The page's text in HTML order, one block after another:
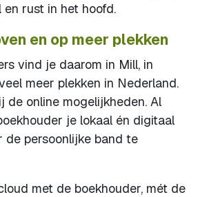
rust in het hoofd.
en op meer plekken
vind je daarom in Mill, in
meer plekken in Nederland.
de online mogelijkheden. Al
je lokaal én digitaal
de persoonlijke band te
met de boekhouder, mét de